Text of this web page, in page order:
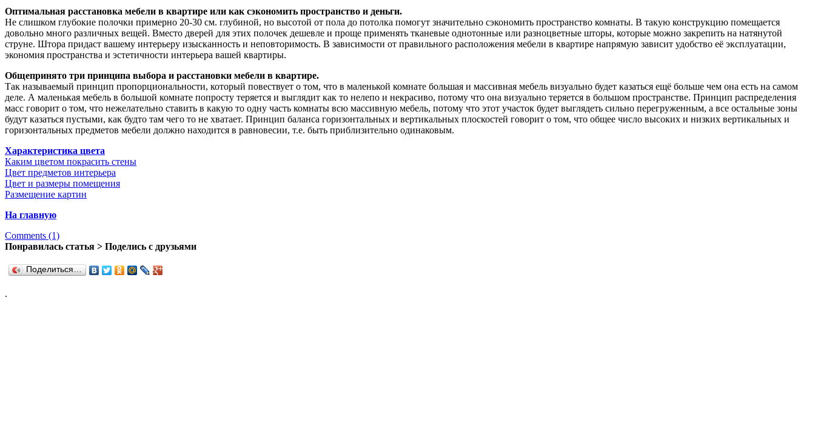
Оптимальная расстановка мебели в квартире или как сэкономить пространство и деньги.
Не слишком глубокие полочки примерно 20-30 см. глубиной, но высотой от пола до потолка помогут значительно сэкономить пространство комнаты. В такую конструкцию помещается
довольно много различных вещей. Вместо дверей для этих полочек дешевле и проще применять тканевые однотонные или разноцветные шторы, которые можно закрепить на натянутой
струне. Штора придаст вашему интерьеру изысканность и неповторимость. В зависимости от правильного расположения мебели в квартире напрямую зависит удобство её эксплуатации,
экономия пространства и эстетичности интерьера вашей квартиры.
Общепринято три принципа выбора и расстановки мебели в квартире.
Так называемый принцип пропорциональности, который повествует о том, что в маленькой комнате большая и массивная мебель визуально будет казаться ещё больше чем она есть на самом
деле. А маленькая мебель в большой комнате попросту теряется и выглядит как то нелепо и некрасиво, потому что она визуально теряется в большом пространстве. Принцип распределения
масс говорит о том, что нежелательно ставить в какую то одну часть комнаты всю массивную мебель, потому что этот участок будет выглядеть сильно перегруженным, а все остальные зоны
будут казаться пустыми, как будто там чего то не хватает. Принцип баланса горизонтальных и вертикальных плоскостей говорит о том, что общее число высоких и низких вертикальных и
горизонтальных предметов мебели должно находится в равновесии, т.е. быть приблизительно одинаковым.
Характеристика цвета
Каким цветом покрасить стены
Цвет предметов интерьера
Цвет и размеры помещения
Размещение картин
На главную
Comments (1)
Понравилась статья > Поделись с друзьями
Поделиться…
.